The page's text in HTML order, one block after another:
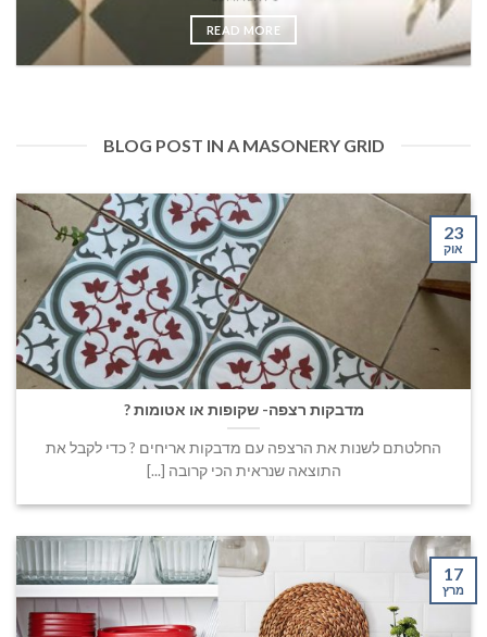
READ MORE
BLOG POST IN A MASONERY GRID
מדבקות רצפה- שקופות או אטומות ?
החלטתם לשנות את הרצפה עם מדבקות אריחים ? כדי לקבל את
התוצאה שנראית הכי קרובה [...]
23
אוק
17
מרץ